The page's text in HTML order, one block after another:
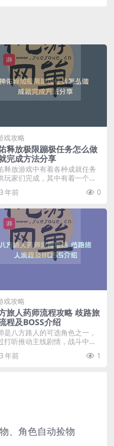
戏攻略
释放极限蹦极任务怎么做
完成方法分享
释放游戏中有着各种成就任务
玩家们完成，其中有着一个名
限蹦极的成就有的...
3 年前 0
戏攻略
旅人药师流程攻略 歧路旅
程及BOSS介绍
是八方路人的可选角色之一，
打听推动主线剧情，战斗中调
令可以辅助战斗，...
3 年前 1
、角色自动捡物